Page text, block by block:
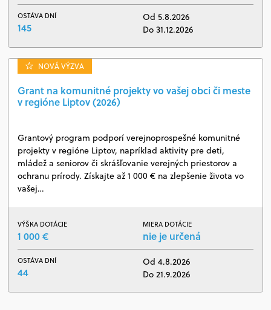
OSTÁVA DNÍ
145
Od 5.8.2026
Do 31.12.2026
NOVÁ VÝZVA
Grant na komunitné projekty vo vašej obci či meste
v regióne Liptov (2026)
Grantový program podporí verejnoprospešné komunitné
projekty v regióne Liptov, napríklad aktivity pre deti,
mládež a seniorov či skrášľovanie verejných priestorov a
ochranu prírody. Získajte až 1 000 € na zlepšenie života vo
vašej…
VÝŠKA DOTÁCIE
1 000 €
MIERA DOTÁCIE
nie je určená
OSTÁVA DNÍ
44
Od 4.8.2026
Do 21.9.2026